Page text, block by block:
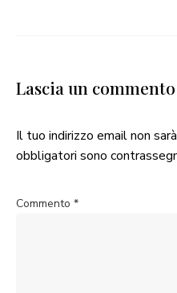
Lascia un commento
Il tuo indirizzo email non
obbligatori sono
Commento *